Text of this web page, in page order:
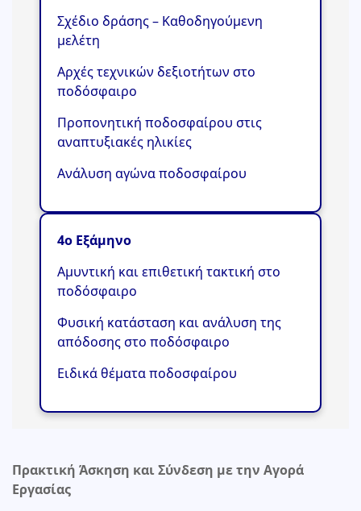
Σχέδιο δράσης – Καθοδηγούμενη
μελέτη
Αρχές τεχνικών δεξιοτήτων στο
ποδόσφαιρο
Προπονητική ποδοσφαίρου στις
αναπτυξιακές ηλικίες
Ανάλυση αγώνα ποδοσφαίρου
4ο Εξάμηνο
Αμυντική και επιθετική τακτική στο
ποδόσφαιρο
Φυσική κατάσταση και ανάλυση της
απόδοσης στο ποδόσφαιρο
Ειδικά θέματα ποδοσφαίρου
Πρακτική Άσκηση και Σύνδεση με την Αγορά
Εργασίας